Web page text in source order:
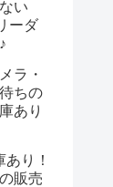
い
ーダ
ラ・
ちの
あり
り！
販売